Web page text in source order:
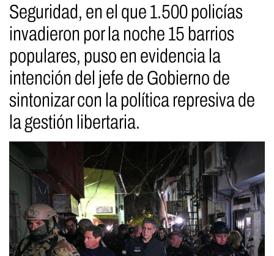
Seguridad, en el que 1.500 policías
invadieron por la noche 15 barrios
populares, puso en evidencia la
intención del jefe de Gobierno de
sintonizar con la política represiva de
la gestión libertaria.